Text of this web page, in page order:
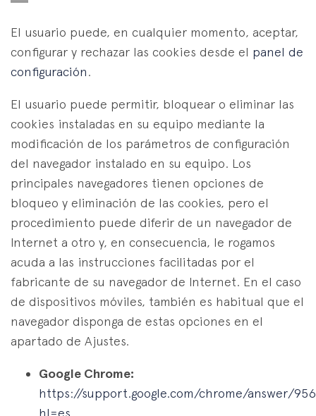
El usuario puede, en cualquier momento, aceptar,
configurar y rechazar las cookies desde el panel de
configuración.
El usuario puede permitir, bloquear o eliminar las
cookies instaladas en su equipo mediante la
modificación de los parámetros de configuración
del navegador instalado en su equipo. Los
principales navegadores tienen opciones de
bloqueo y eliminación de las cookies, pero el
procedimiento puede diferir de un navegador de
Internet a otro y, en consecuencia, le rogamos
acuda a las instrucciones facilitadas por el
fabricante de su navegador de Internet. En el caso
de dispositivos móviles, también es habitual que el
navegador disponga de estas opciones en el
apartado de Ajustes.
Google Chrome:
https://support.google.com/chrome/answer/
hl=es